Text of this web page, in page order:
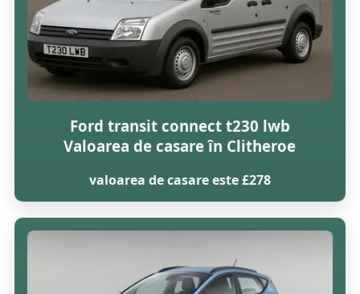
Ford transit connect t230 lwb
Valoarea de casare în Clitheroe
valoarea de casare este £278